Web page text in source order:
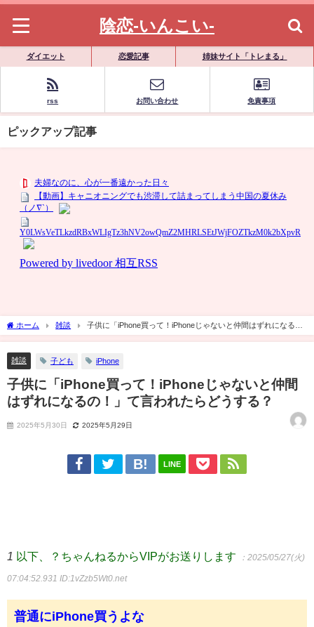
陰恋-いんこい-
ダイエット 恋愛記事 姉妹サイト「トレまる」
rss お問い合わせ 免責事項
ピックアップ記事
ホーム 雑談
子供に「iPhone買って！iPhoneじゃないと仲間はずれになる
の！」て言われたらどうする？
雑談 子ども iPhone
子供に「iPhone買って！iPhoneじゃないと仲間
はずれになるの！」て言われたらどうする？
2025年5月30日 2025年5月29日
LINE
1 以下、？ちゃんねるからVIPがお送りします ：2025/05/27(火)
07:04:52.931 ID:1vZzb5Wt0.net
普通にiPhone買うよな